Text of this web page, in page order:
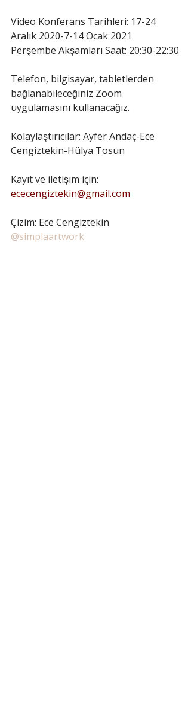
Video Konferans Tarihleri: 17-24
Aralık 2020-7-14 Ocak 2021
Perşembe Akşamları Saat: 20:30-22:30
Telefon, bilgisayar, tabletlerden
bağlanabileceğiniz Zoom
uygulamasını kullanacağız.
Kolaylaştırıcılar: Ayfer Andaç-Ece
Cengiztekin-Hülya Tosun
Kayıt ve iletişim için:
ececengiztekin@gmail.com
Çizim: Ece Cengiztekin
@simplaartwork